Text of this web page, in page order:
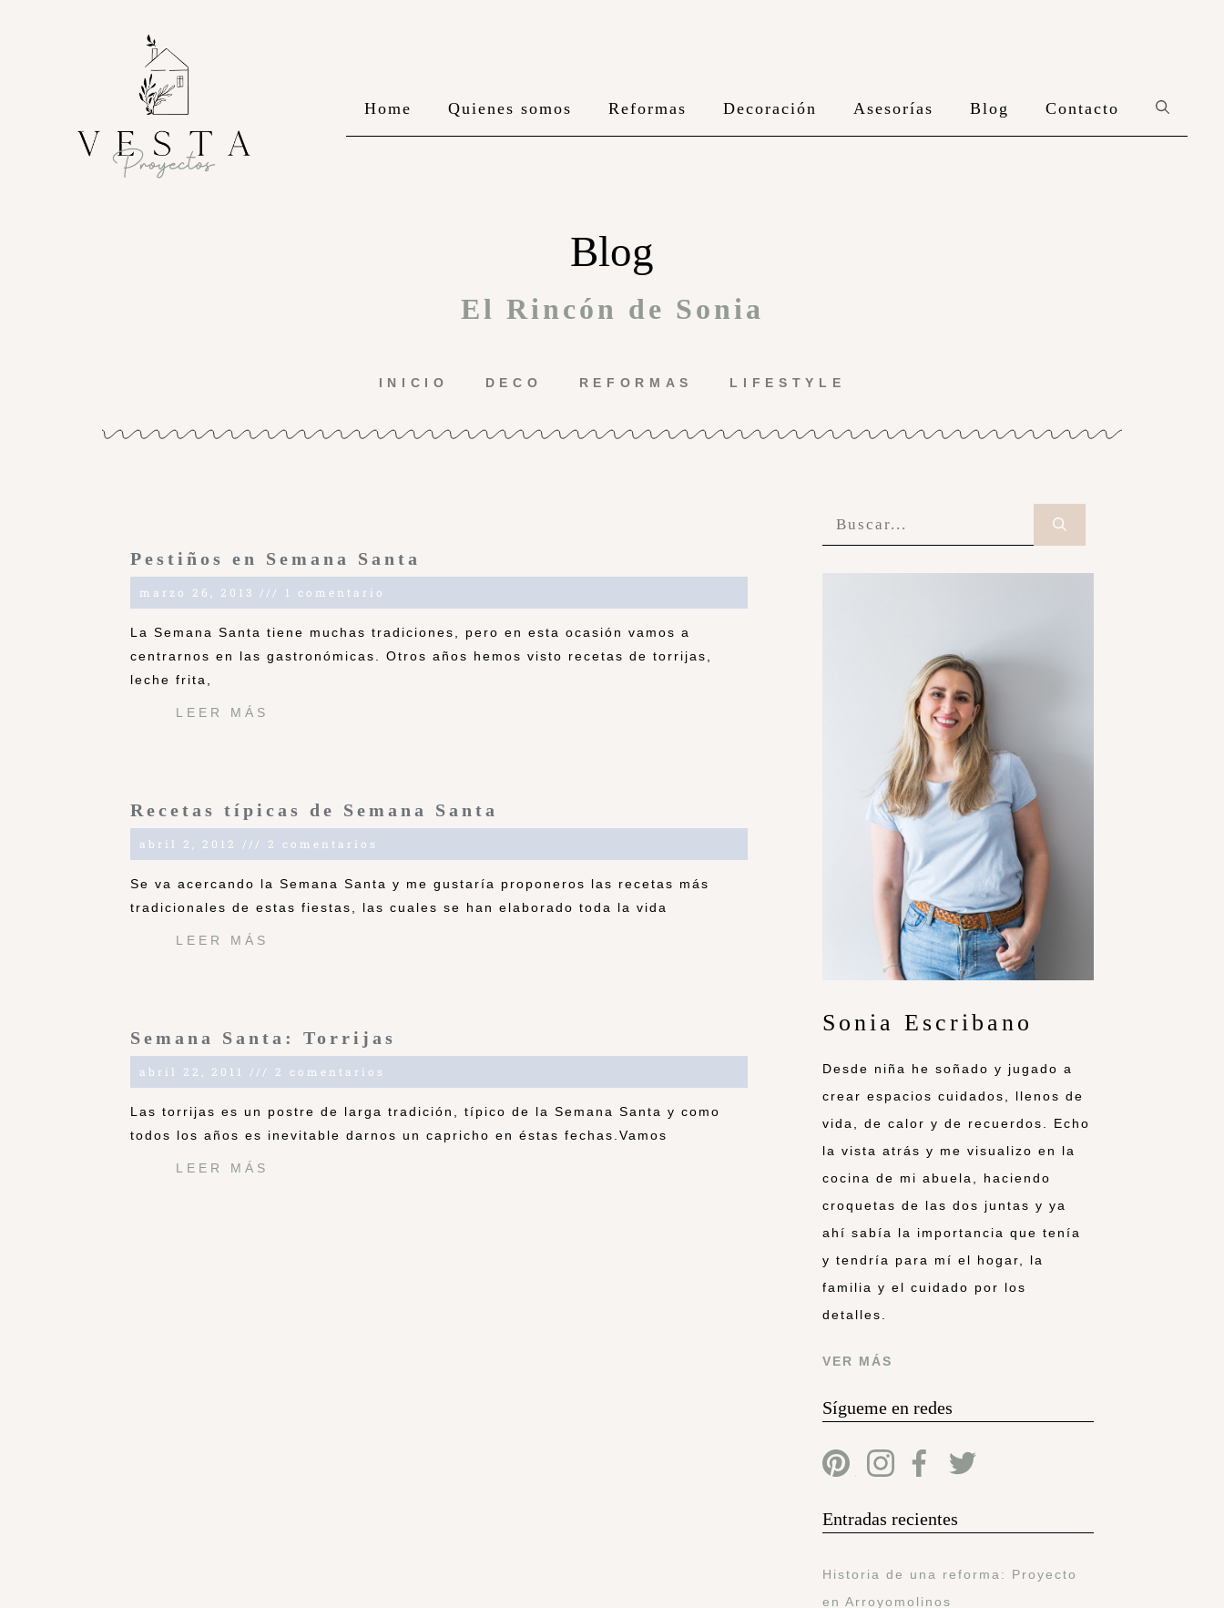
Home Quienes somos Reformas Decoración Asesorías Blog Contacto
Blog
El Rincón de Sonia
INICIO DECO REFORMAS LIFESTYLE
Pestiños en Semana Santa
marzo 26, 2013 1 comentario
La Semana Santa tiene muchas tradiciones, pero en esta ocasión vamos a
centrarnos en las gastronómicas. Otros años hemos visto recetas de torrijas,
leche frita,
LEER MÁS
Recetas típicas de Semana Santa
abril 2, 2012 2 comentarios
Se va acercando la Semana Santa y me gustaría proponeros las recetas más
tradicionales de estas fiestas, las cuales se han elaborado toda la vida
LEER MÁS
Semana Santa: Torrijas
abril 22, 2011 2 comentarios
Las torrijas es un postre de larga tradición, típico de la Semana Santa y como
todos los años es inevitable darnos un capricho en éstas fechas.Vamos
LEER MÁS
Sonia Escribano
Desde niña he soñado y jugado a
crear espacios cuidados, llenos de
vida, de calor y de recuerdos. Echo
la vista atrás y me visualizo en la
cocina de mi abuela, haciendo
croquetas de las dos juntas y ya
ahí sabía la importancia que tenía
y tendría para mí el hogar, la
familia y el cuidado por los
detalles.
VER MÁS
Sígueme en redes
Entradas recientes
Historia de una reforma: Proyecto
en Arroyomolinos